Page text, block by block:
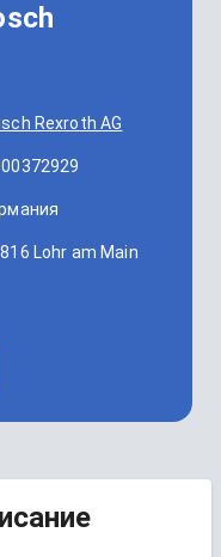
Rexroth AG
Lohr am Main